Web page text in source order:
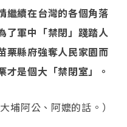
繼續在台灣的各個角落
了軍中「禁閉」踐踏人
栗縣府強奪人民家園而
才是個大「禁閉室」。
埔阿公、阿嬤的話。）